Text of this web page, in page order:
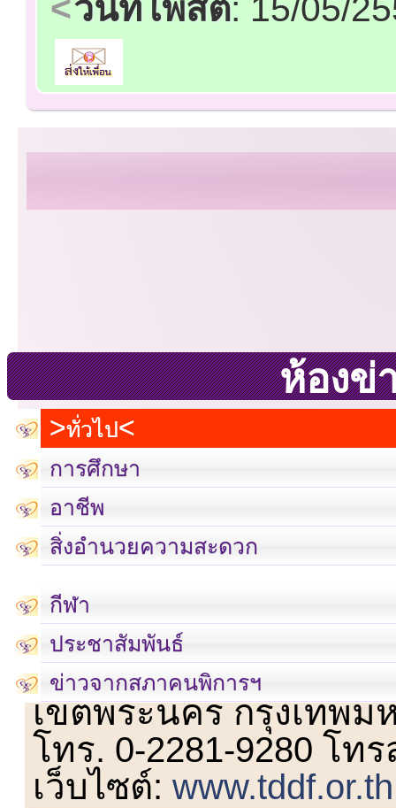
วันที่โพสต์: 15/05/
ห้องข่
ทั่วไป
การศึกษา
อาชีพ
สิ่งอำนวยความสะดวก
กีฬา
ประชาสัมพันธ์
ข่าวจากสภาคนพิการฯ
เลขที่ 23 ชั้น 2 ถนนวิ
เขตพระนคร กรุงเทพม
โทร. 0-2281-9280 โท
เว็บไซต์:www.tddf.or.th